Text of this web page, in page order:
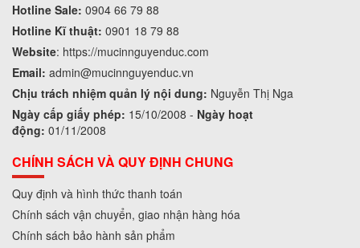
Hotline Sale: 0904 66 79 88
Hotline Kĩ thuật: 0901 18 79 88
Website: https://mucinnguyenduc.com
Email: admin@mucinnguyenduc.vn
Chịu trách nhiệm quản lý nội dung: Nguyễn Thị Nga
Ngày cấp giấy phép: 15/10/2008 - Ngày hoạt
động: 01/11/2008
CHÍNH SÁCH VÀ QUY ĐỊNH CHUNG
Quy định và hình thức thanh toán
Chính sách vận chuyển, giao nhận hàng hóa
Chính sách bảo hành sản phẩm